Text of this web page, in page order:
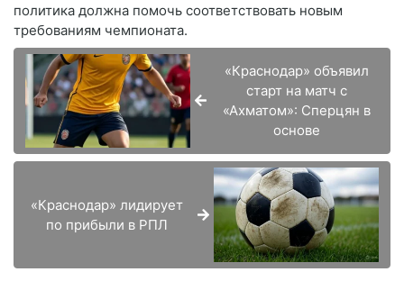
политика должна помочь соответствовать новым
требованиям чемпионата.
«Краснодар» объявил
старт на матч с
«Ахматом»: Сперцян в
основе
«Краснодар» лидирует
по прибыли в РПЛ